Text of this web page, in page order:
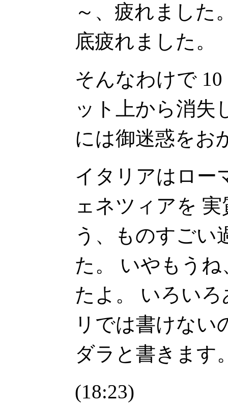
～、疲れました
底疲れました。
そんなわけで
ット上から消失
には御迷惑をお
イタリアはロー
ェネツィアを
う、ものすごい
た。 いやもう
たよ。 いろい
リでは書けない
ダラと書きます
(18:23)